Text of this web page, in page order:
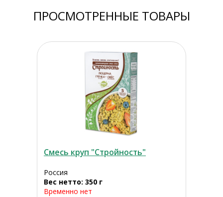
ПРОСМОТРЕННЫЕ ТОВАРЫ
Смесь круп "Стройность"
Россия
Вес нетто: 350 г
Временно нет